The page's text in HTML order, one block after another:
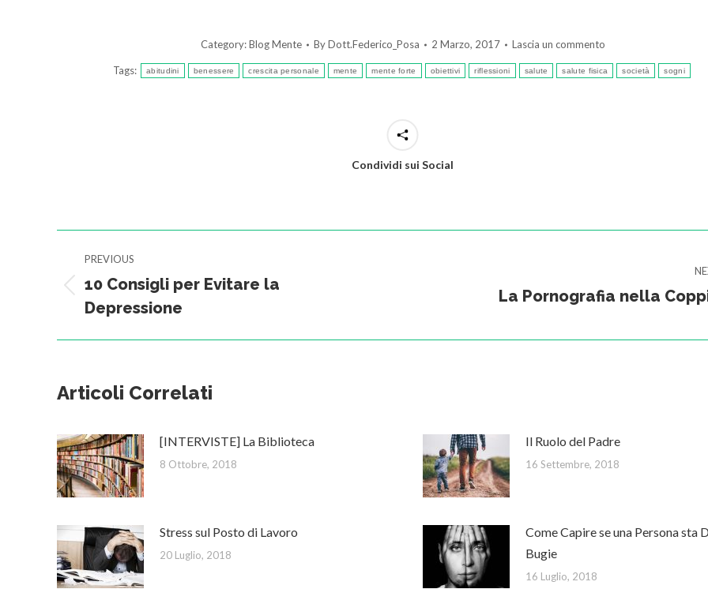
Category:Blog Mente ByDott.Federico_Posa 2 Marzo, 2017 Lascia un commento
Tags: abitudini benessere crescita personale mente mente forte obiettivi riflessioni salute salute fisica società sogni
Condividi sui Social
Post
navigation
PREVIOUS
Previous
post:
10 Consigli per Evitare la
Depressione
La Pornografia nella
Articoli Correlati
[INTERVISTE] La Biblioteca
8 Ottobre, 2018
Il Ruolo del Padre
16 Settembre, 2018
Stress sul Posto di Lavoro
20 Luglio, 2018
Come Capire se una Persona sta
Bugie
16 Luglio, 2018